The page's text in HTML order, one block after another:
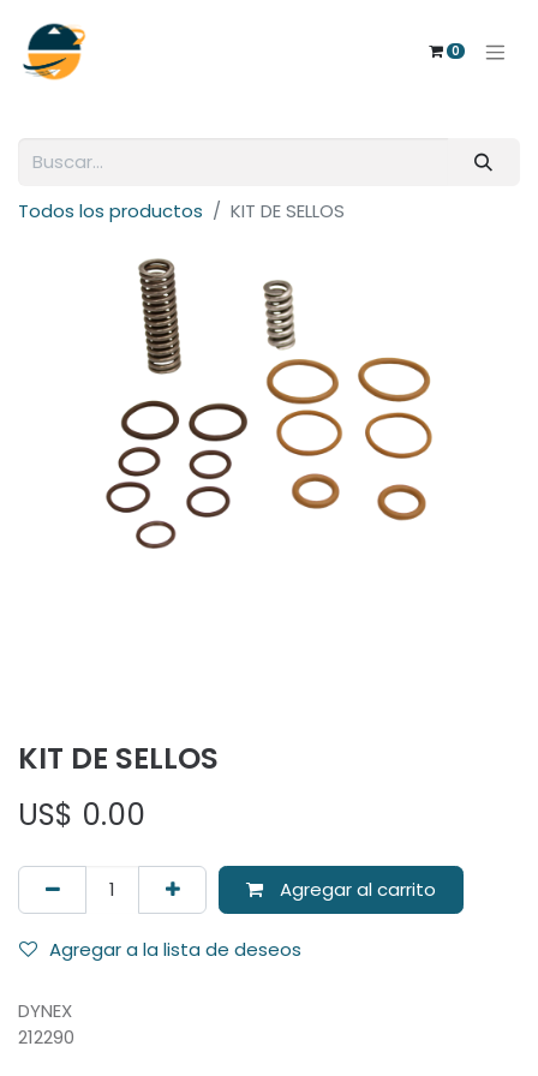
0
Todos los productos KIT DE SELLOS
KIT DE SELLOS
US$ 0.00
Agregar al carrito
Agregar a la lista de deseos
DYNEX
212290